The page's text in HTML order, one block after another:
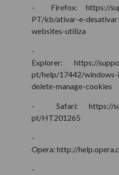
- Firefox: https://
PT/kb/ativar-e-
websites-utiliza
-
Explorer: https://
pt/help/17442/
delete-manage-cookies
- Safari: https://
pt/HT201265
-
Opera: http://
-